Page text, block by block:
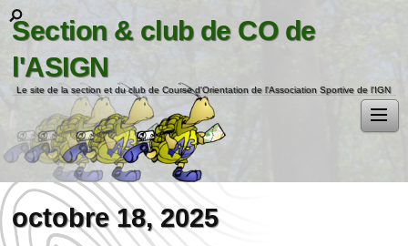
Section & club de CO de
l'ASIGN
Le site de la section et du club de Course d'Orientation de l'Association Sportive de l'IGN
octobre 18, 2025